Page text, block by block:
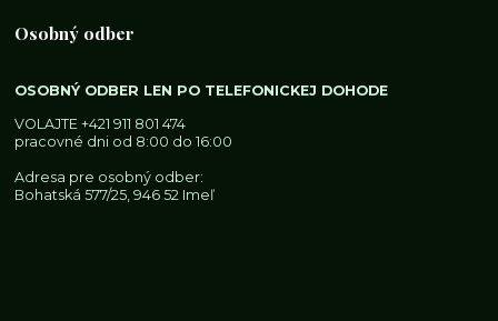
Osobný odber
OSOBNÝ ODBER LEN PO TELEFONICKEJ DOHODE
VOLAJTE+421 911 801 474
pracovné dni od 8:00 do 16:00
Adresa pre osobný odber:
Bohatská 577/25, 946 52 Imeľ